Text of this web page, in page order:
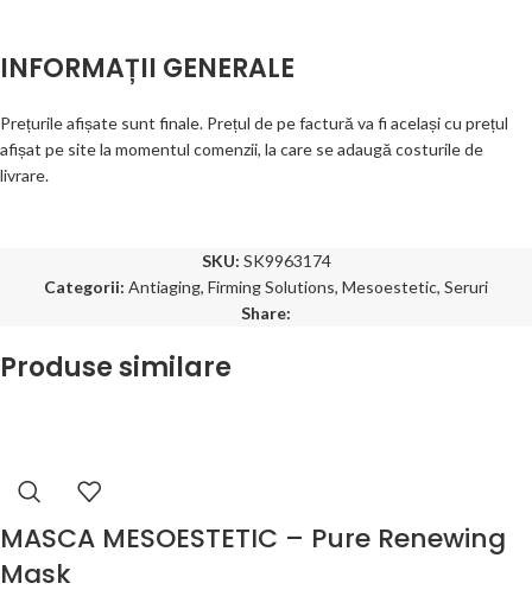
INFORMAȚII GENERALE
Prețurile afișate sunt finale. Prețul de pe factură va fi același cu prețul
afișat pe site la momentul comenzii, la care se adaugă costurile de
livrare.
SKU: SK9963174
Categorii: Antiaging, Firming Solutions, Mesoestetic, Seruri
Share:
Produse similare
MASCA MESOESTETIC – Pure Renewing
Mask